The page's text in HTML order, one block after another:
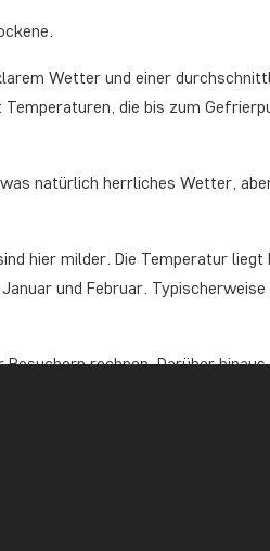
Wetter und einer
die bis zum
natürlich herrliches Wetter,
hier milder. Die Temperatur
und Februar.
rechnen. Darüber